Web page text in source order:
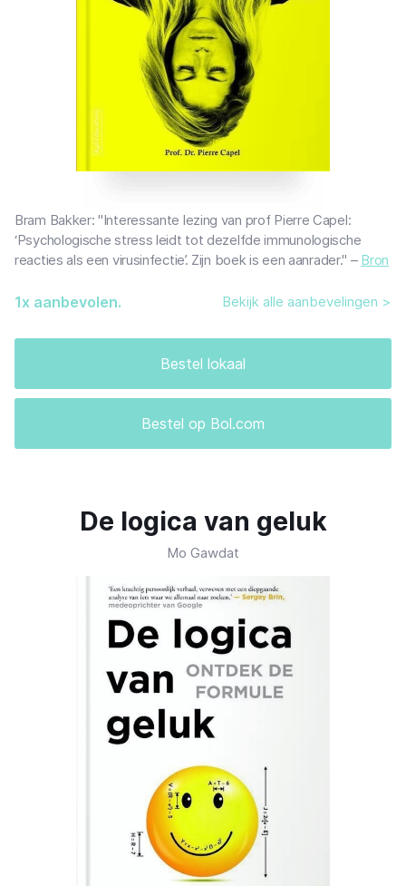
Bram Bakker: "Interessante lezing van prof Pierre Capel:
‘Psychologische stress leidt tot dezelfde immunologische
reacties als een virusinfectie’. Zijn boek is een aanrader." – Bron
Bestel lokaal
Bestel op Bol.com
1x aanbevolen. Bekijk alle aanbevelingen >
De logica van geluk
Mo Gawdat